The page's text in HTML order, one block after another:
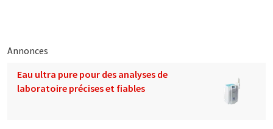
Annonces
Eau ultra pure pour des analyses de
laboratoire précises et fiables